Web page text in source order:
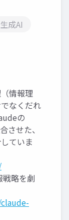
成AI
情報理
なくだれ
の
させた、
ていま
略を劇